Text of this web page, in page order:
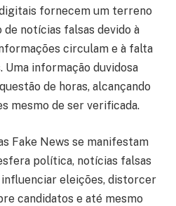
fornecem um terreno
notícias falsas devido à
circulam e à falta
informação duvidosa
de horas, alcançando
mesmo de ser verificada.
Fake News se manifestam
política, notícias falsas
eleições, distorcer
candidatos e até mesmo